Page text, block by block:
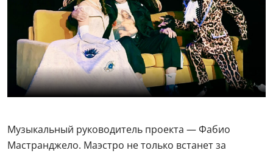
Музыкальный руководитель проекта — Фабио
Мастранджело. Маэстро не только встанет за